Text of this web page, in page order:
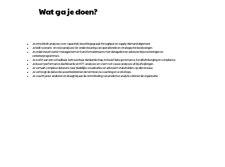
Wat ga je doen?
Je ontwikkelt analyses over capaciteit, bezettingsgraad, throughput en supply/demand alignment.
Je leidt scenario- en risicoanalyses ter ondersteuning van operationele en strategische beslissingen.
Je ondersteunt senior management en transformatieteams met datagedreven adviezen bij investeringen en
verbeterprogramma’s.
Je werkt aan een schaalbaar, betrouwbaar datalandschap, inclusief data governance, kwaliteitsborging en compliance.
Je bouwt performance dashboards en KPI-analyses en voert root cause analyses uit bij afwijkingen.
Je vertaalt complexe datasets naar duidelijke visualisaties en adviseert stakeholders op alle niveaus.
Je verhoogt de datavolwassenheid binnen de terminal via coaching en workshops.
Je coacht junior analisten en draagt bij aan de ontwikkeling van predictive analytics binnen de organisatie.